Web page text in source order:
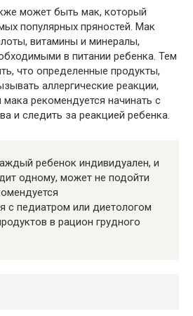
может быть мак, который
популярных пряностей. Мак
витамины и минералы,
в питании ребенка. Тем
что определенные продукты,
аллергические реакции,
рекомендуется начинать с
и следить за реакцией ребенка.
ребенок индивидуален, и
одному, может не подойти
с педиатром или диетологом
в рацион грудного